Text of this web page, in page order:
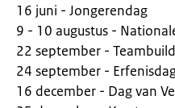
16 juni - Jongerendag
9 - 10 augustus -
22 september -
24 september -
16 december - Dag van